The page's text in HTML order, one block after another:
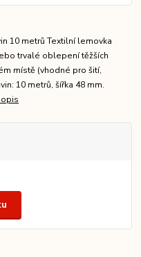
10 metrů Textilní lemovka
trvalé oblepení těžších
místě (vhodné pro šití,
10 metrů, šířka 48 mm.